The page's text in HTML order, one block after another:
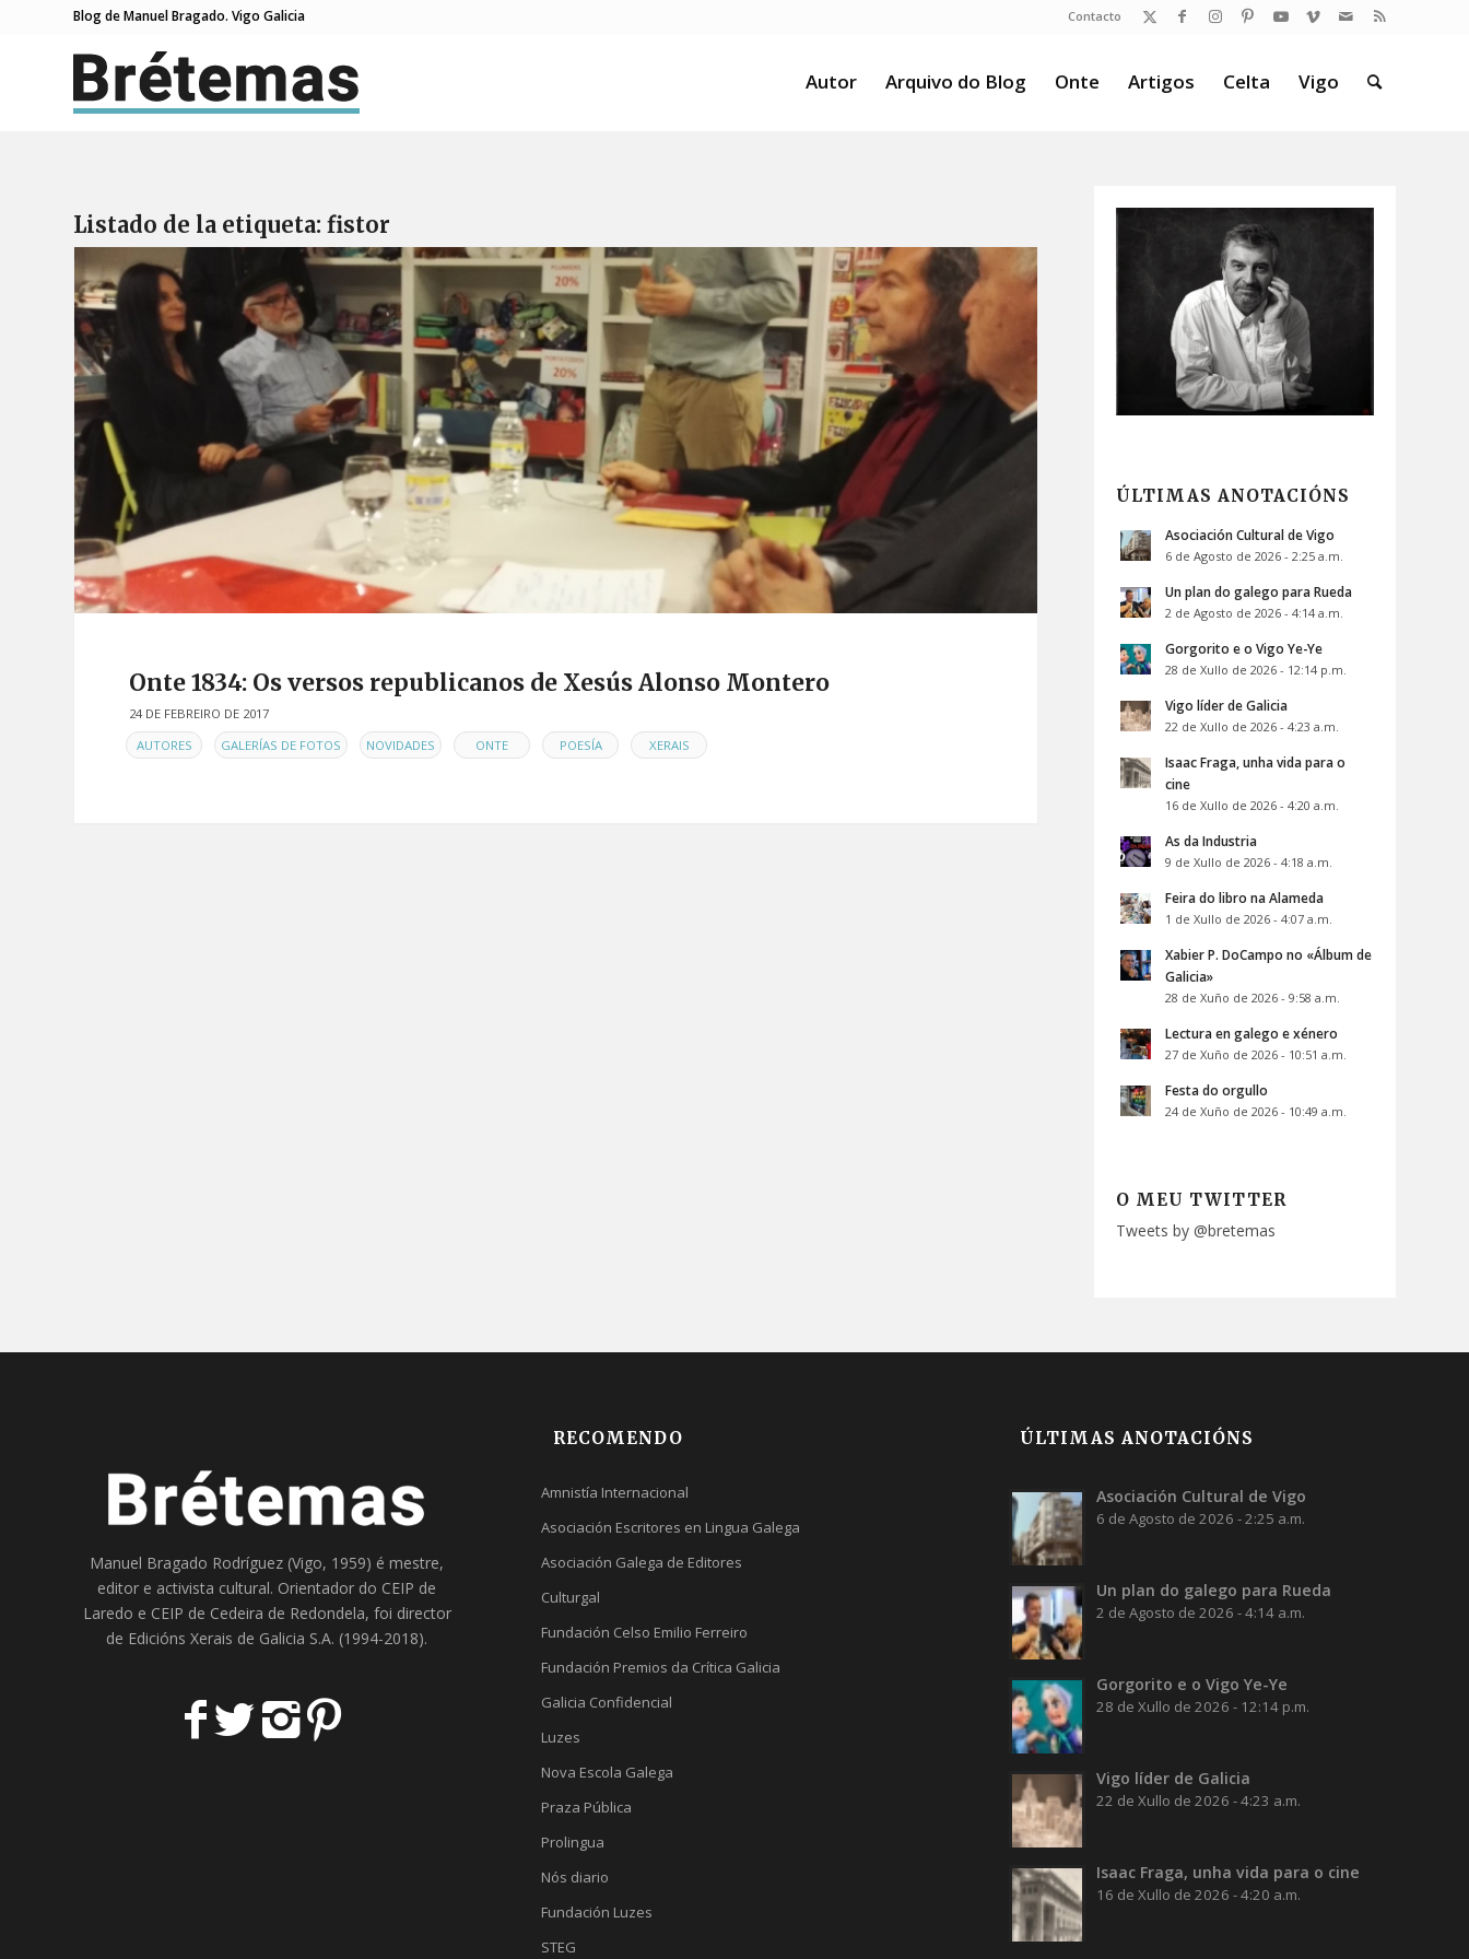
Contacto
Blog de Manuel Bragado. Vigo Galicia
Autor Arquivo do Blog Onte Artigos Celta Vigo
Listado de la etiqueta: fistor
Onte 1834: Os versos republicanos de Xesús Alonso Montero
24 DE FEBREIRO DE 2017
EN AUTORES GALERÍAS DE FOTOS NOVIDADES ONTE POESÍA XERAIS
ÚLTIMAS ANOTACIÓNS
Asociación Cultural de Vigo
6 de Agosto de 2026 - 2:25 a.m.
Un plan do galego para Rueda
2 de Agosto de 2026 - 4:14 a.m.
Gorgorito e o Vigo Ye-Ye
28 de Xullo de 2026 - 12:14 p.m.
Vigo líder de Galicia
22 de Xullo de 2026 - 4:23 a.m.
Isaac Fraga, unha vida para o
cine
16 de Xullo de 2026 - 4:20 a.m.
As da Industria
9 de Xullo de 2026 - 4:18 a.m.
Feira do libro na Alameda
1 de Xullo de 2026 - 4:07 a.m.
Xabier P. DoCampo no «Álbum de
Galicia»
28 de Xuño de 2026 - 9:58 a.m.
Lectura en galego e xénero
27 de Xuño de 2026 - 10:51 a.m.
Festa do orgullo
24 de Xuño de 2026 - 10:49 a.m.
O MEU TWITTER
Tweets by @bretemas
Manuel Bragado Rodríguez (Vigo, 1959) é mestre,
editor e activista cultural. Orientador do CEIP de
Laredo e CEIP de Cedeira de Redondela, foi director
de Edicións Xerais de Galicia S.A. (1994-2018).
RECOMENDO
Amnistía Internacional
Asociación Escritores en Lingua Galega
Asociación Galega de Editores
Culturgal
Fundación Celso Emilio Ferreiro
Fundación Premios da Crítica Galicia
Galicia Confidencial
Luzes
Nova Escola Galega
Praza Pública
Prolingua
Nós diario
Fundación Luzes
STEG
ÚLTIMAS ANOTACIÓNS
Asociación Cultural de Vigo
6 de Agosto de 2026 - 2:25 a.m.
Un plan do galego para Rueda
2 de Agosto de 2026 - 4:14 a.m.
Gorgorito e o Vigo Ye-Ye
28 de Xullo de 2026 - 12:14 p.m.
Vigo líder de Galicia
22 de Xullo de 2026 - 4:23 a.m.
Isaac Fraga, unha vida para o cine
16 de Xullo de 2026 - 4:20 a.m.